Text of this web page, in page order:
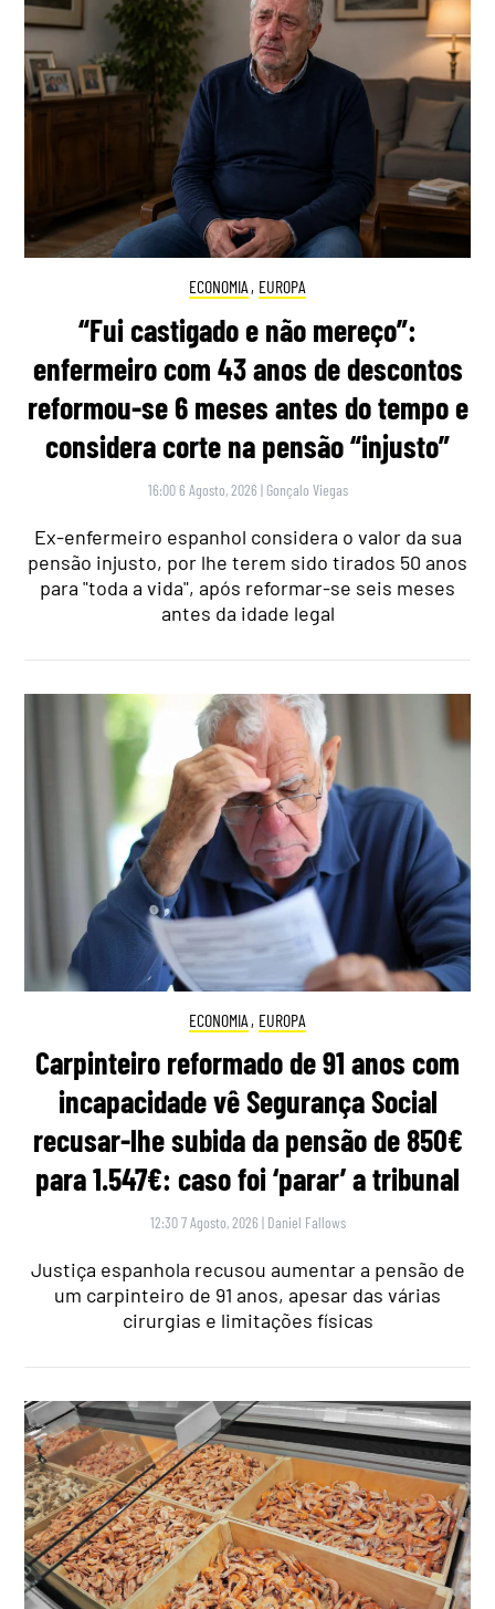
ECONOMIA , EUROPA
“Fui castigado e não mereço”:
enfermeiro com 43 anos de descontos
reformou-se 6 meses antes do tempo e
considera corte na pensão “injusto”
16:00 6 Agosto, 2026 | Gonçalo Viegas
Ex-enfermeiro espanhol considera o valor da sua
pensão injusto, por lhe terem sido tirados 50 anos
para "toda a vida", após reformar-se seis meses
antes da idade legal
ECONOMIA , EUROPA
Carpinteiro reformado de 91 anos com
incapacidade vê Segurança Social
recusar-lhe subida da pensão de 850€
para 1.547€: caso foi ‘parar’ a tribunal
12:30 7 Agosto, 2026 | Daniel Fallows
Justiça espanhola recusou aumentar a pensão de
um carpinteiro de 91 anos, apesar das várias
cirurgias e limitações físicas